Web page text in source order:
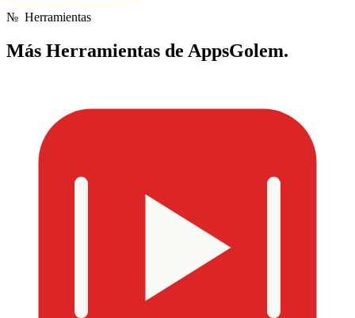
№ Herramientas
Más Herramientas de AppsGolem.